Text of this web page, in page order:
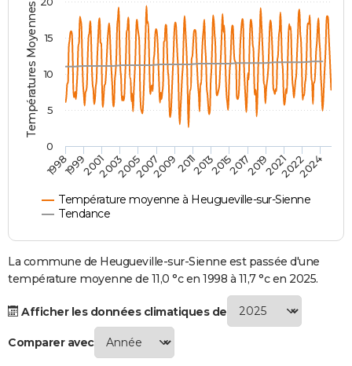
Destinations
City break
Voyage nature
Voyage de noces
Forum
Climat
PHOTO
GUIDES D'ACHAT
BONS PLANS
CARTE DE VOEUX
Carte de Noël
Carte Bonne année
Carte Saint-Valentin
Carte Pâques
Carte d'anniversaire
DICTIONNAIRE
Dictionnaire
Biographies
Citations
Expressions
Proverbes
PROGRAMME TV
COPAINS D'AVANT
S'inscrire
Se connecter
Lycées
Collèges
Primaires
Universités
Entreprises
Service militaire
Avis de recherche
AVIS DE DÉCÈS
FORUM
Températures Moyennes ( °C )
Température moyenne à Heugueville-sur-Sienne
Tendance
199819992001200320052007200920112013201520172019202120222024
0
5
10
15
La commune de Heugueville-sur-Sienne est passée d'une
température moyenne de 11,0 °c en 1998 à 11,7 °c en 2025.
Afficher les données climatiques de
Comparer avec